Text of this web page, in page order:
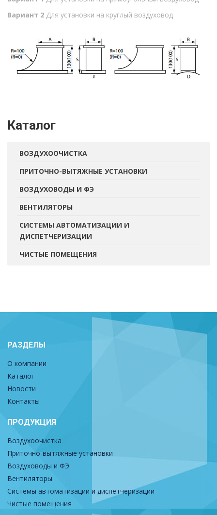
Вариант 2 Для установки на круглый воздуховод
Каталог
ВОЗДУХООЧИСТКА
ПРИТОЧНО-ВЫТЯЖНЫЕ УСТАНОВКИ
ВОЗДУХОВОДЫ И ФЭ
ВЕНТИЛЯТОРЫ
СИСТЕМЫ АВТОМАТИЗАЦИИ И
ДИСПЕТЧЕРИЗАЦИИ
ЧИСТЫЕ ПОМЕЩЕНИЯ
РАЗДЕЛЫ
О компании
Каталог
Новости
Контакты
ПРОДУКЦИЯ
Воздухоочистка
Приточно-вытяжные установки
Воздуховоды и ФЭ
Вентиляторы
Системы автоматизации и диспетчеризации
Чистые помещения